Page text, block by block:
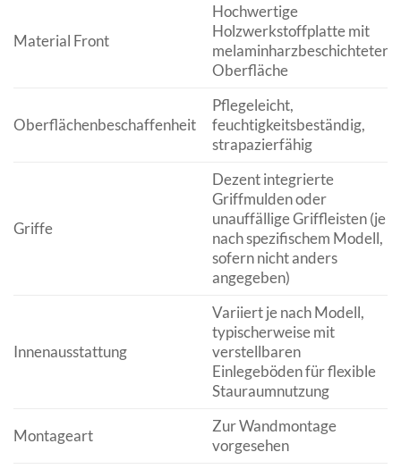
Material Front
Hochwertige
Holzwerkstoffplatte mit
melaminharzbeschichteter
Oberfläche
Oberflächenbeschaffenheit
Pflegeleicht,
feuchtigkeitsbeständig,
strapazierfähig
Griffe
Dezent integrierte
Griffmulden oder
unauffällige Griffleisten (je
nach spezifischem Modell,
sofern nicht anders
angegeben)
Innenausstattung
Variiert je nach Modell,
typischerweise mit
verstellbaren
Einlegeböden für flexible
Stauraumnutzung
Montageart
Zur Wandmontage
vorgesehen